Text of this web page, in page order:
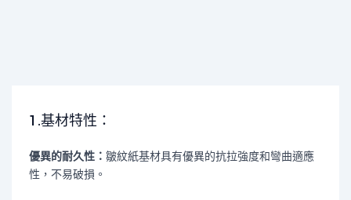
1.基材特性：
優異的耐久性：皺紋紙基材具有優異的抗拉強度和彎曲適應
性，不易破損。